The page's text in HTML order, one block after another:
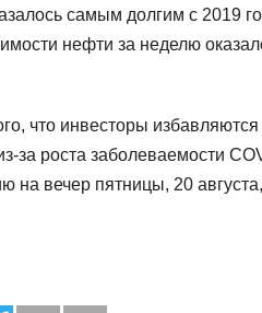
самым долгим с 2019
нефти за неделю
что инвесторы
за роста заболеваемости
на вечер пятницы, 20